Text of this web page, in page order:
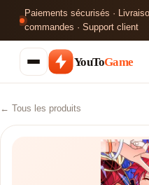
Paiements sécurisés ·
commandes · Support client
YouToGame
← Tous les produits